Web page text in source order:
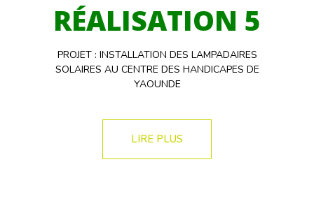
RÉALISATION 5
PROJET : INSTALLATION DES LAMPADAIRES
SOLAIRES AU CENTRE DES HANDICAPES DE
YAOUNDE
LIRE PLUS